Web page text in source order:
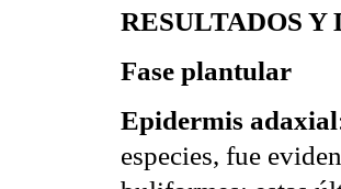
RESULTADOS Y
Fase plantular
Epidermis adaxial
especies, fue